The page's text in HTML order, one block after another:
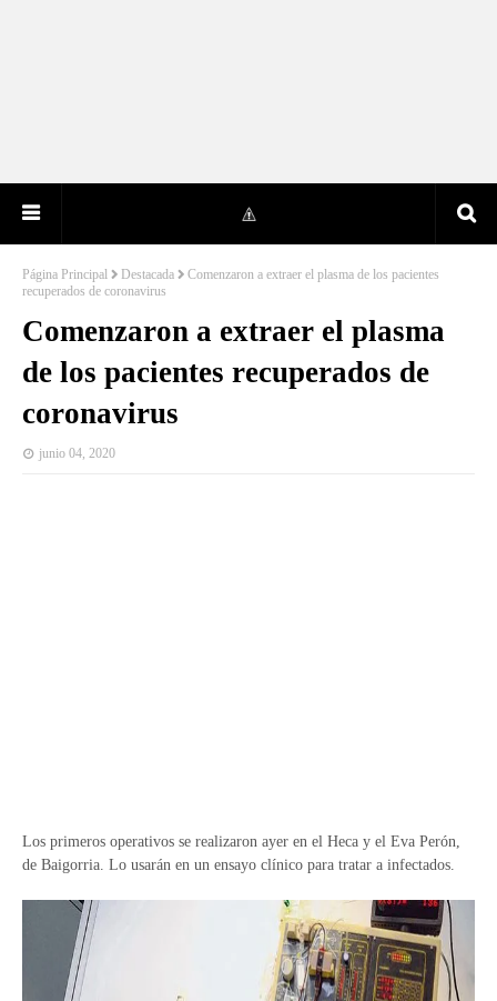
Página Principal Destacada
Comenzaron a extraer el plasma de los pacientes
recuperados de coronavirus
Comenzaron a extraer el plasma
de los pacientes recuperados de
coronavirus
junio 04, 2020
Los primeros operativos se realizaron ayer en el Heca y el Eva Perón,
de Baigorria. Lo usarán en un ensayo clínico para tratar a infectados.